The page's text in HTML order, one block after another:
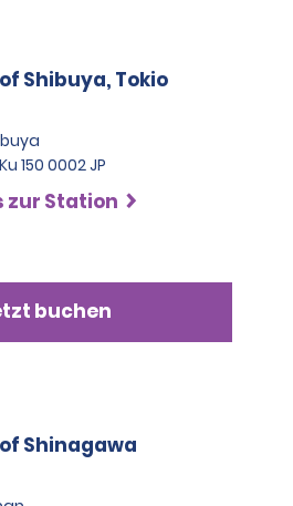
Shibuya, Tokio
150 0002 JP
zur Station
buchen
Shinagawa